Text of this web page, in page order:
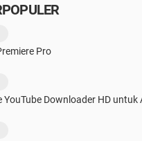
Pro
YouTube Downloader HD untuk